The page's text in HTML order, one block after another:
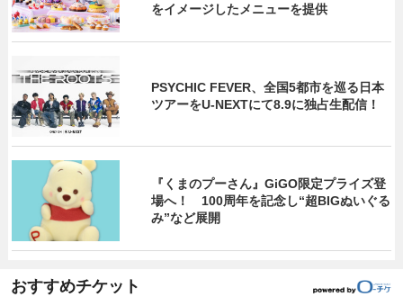
をイメージしたメニューを提供
PSYCHIC FEVER、全国5都市を巡る日本
ツアーをU‐NEXTにて8.9に独占生配信！
『くまのプーさん』GiGO限定プライズ登
場へ！ 100周年を記念し“超BIGぬいぐる
み”など展開
おすすめチケット